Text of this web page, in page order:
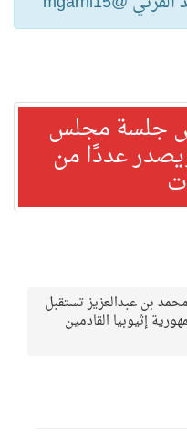
جلسة مجلس
عددًا من
بن عبدالعزيز تستقبل
إثيوبيا القادمين